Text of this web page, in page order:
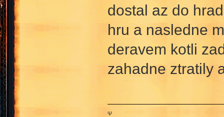
dostal az do
hru a nasledne
deravem kotli
zahadne ztratily
Ψ